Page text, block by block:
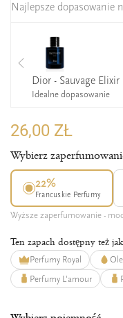
Najlepsze dopasowanie
Dior - Sauvage Elixir
Idealne dopasowanie
26,00 ZŁ
Wybierz
22%
Francuskie Perfumy
Wyższe zaperfumowanie -
Ten zapach dostępny też
Perfumy Royal
Perfumy L'amour